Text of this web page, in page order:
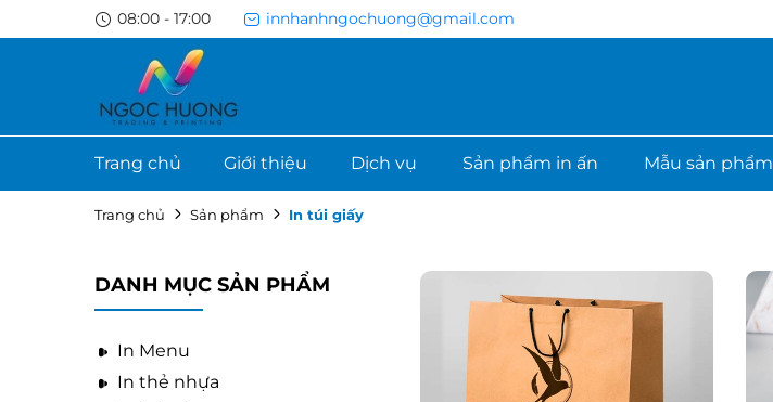
08:00 - 17:00 innhanhngochuong@gmail.com
Trang chủ Giới thiệu Dịch vụ Sản phẩm in ấn Mẫu sản phẩm
Trang chủ Sản phẩm In túi giấy
DANH MỤC SẢN PHẨM
In Menu
In thẻ nhựa